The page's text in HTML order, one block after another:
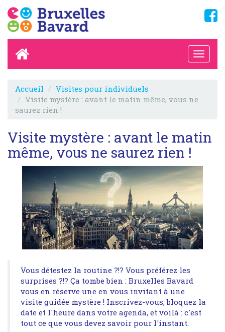
Accueil
Visites pour individuels
Visite mystère : avant le matin même, vous ne
saurez rien !
Visite mystère : avant le matin
même, vous ne saurez rien !
Vous détestez la routine ?!? Vous préférez les
surprises ?!? Ça tombe bien : Bruxelles Bavard
vous en réserve une en vous invitant à une
visite guidée mystère ! Inscrivez-vous, bloquez la
date et l'heure dans votre agenda, et voilà : c'est
tout ce que vous devez savoir pour l'instant.